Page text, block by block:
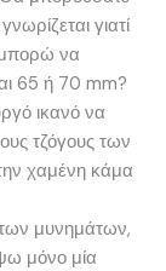
γιατί
μπορώ να
65 ή 70 mm?
ικανό να
τζόγους των
χαμένη κάμα
μυνημάτων,
μόνο μία